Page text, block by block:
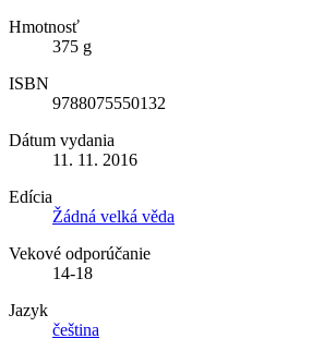
Hmotnosť
375 g
ISBN
9788075550132
Dátum vydania
11. 11. 2016
Edícia
Žádná velká věda
Vekové odporúčanie
14-18
Jazyk
čeština